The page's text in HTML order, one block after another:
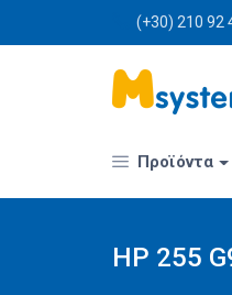
(+30) 210 92
Προϊόντα
HP 255